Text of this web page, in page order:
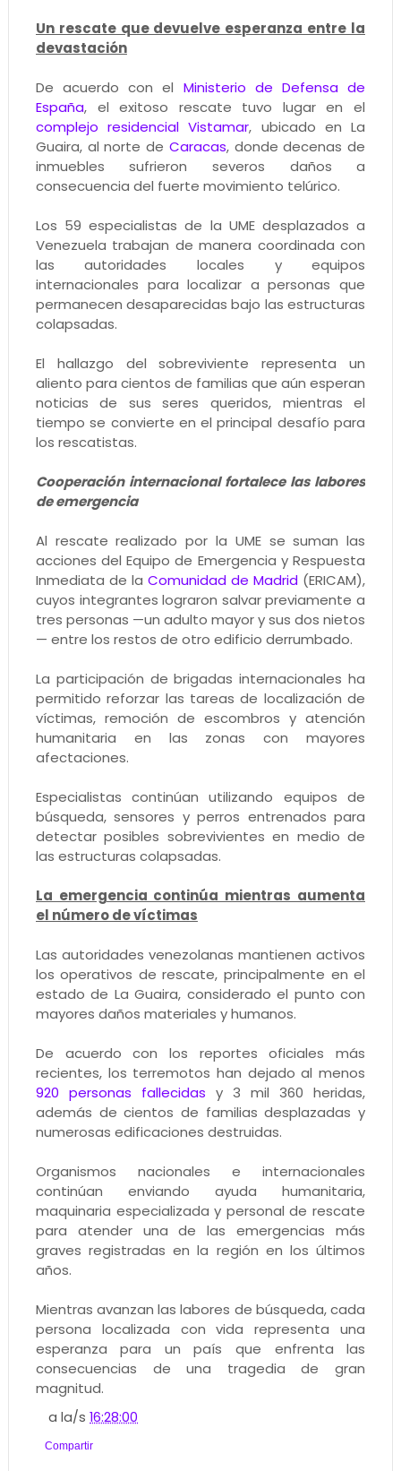
Un rescate que devuelve esperanza entre la
devastación
De acuerdo con el Ministerio de Defensa de
España, el exitoso rescate tuvo lugar en el
complejo residencial Vistamar, ubicado en La
Guaira, al norte de Caracas, donde decenas de
inmuebles sufrieron severos daños a
consecuencia del fuerte movimiento telúrico.
Los 59 especialistas de la UME desplazados a
Venezuela trabajan de manera coordinada con
las autoridades locales y equipos
internacionales para localizar a personas que
permanecen desaparecidas bajo las estructuras
colapsadas.
El hallazgo del sobreviviente representa un
aliento para cientos de familias que aún esperan
noticias de sus seres queridos, mientras el
tiempo se convierte en el principal desafío para
los rescatistas.
Cooperación internacional fortalece las labores
de emergencia
Al rescate realizado por la UME se suman las
acciones del Equipo de Emergencia y Respuesta
Inmediata de la Comunidad de Madrid (ERICAM),
cuyos integrantes lograron salvar previamente a
tres personas —un adulto mayor y sus dos nietos
— entre los restos de otro edificio derrumbado.
La participación de brigadas internacionales ha
permitido reforzar las tareas de localización de
víctimas, remoción de escombros y atención
humanitaria en las zonas con mayores
afectaciones.
Especialistas continúan utilizando equipos de
búsqueda, sensores y perros entrenados para
detectar posibles sobrevivientes en medio de
las estructuras colapsadas.
La emergencia continúa mientras aumenta
el número de víctimas
Las autoridades venezolanas mantienen activos
los operativos de rescate, principalmente en el
estado de La Guaira, considerado el punto con
mayores daños materiales y humanos.
De acuerdo con los reportes oficiales más
recientes, los terremotos han dejado al menos
920 personas fallecidas y 3 mil 360 heridas,
además de cientos de familias desplazadas y
numerosas edificaciones destruidas.
Organismos nacionales e internacionales
continúan enviando ayuda humanitaria,
maquinaria especializada y personal de rescate
para atender una de las emergencias más
graves registradas en la región en los últimos
años.
Mientras avanzan las labores de búsqueda, cada
persona localizada con vida representa una
esperanza para un país que enfrenta las
consecuencias de una tragedia de gran
magnitud.
a la/s16:28:00
Compartir